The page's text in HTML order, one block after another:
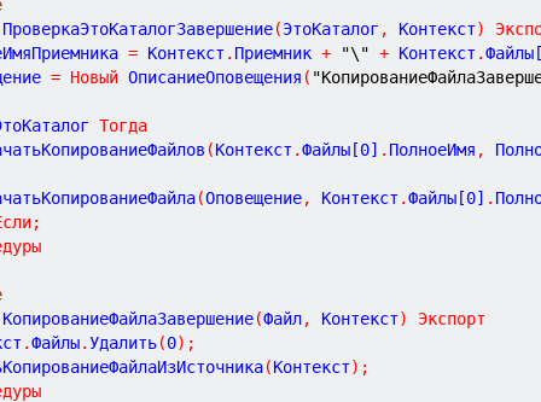
ПроверкаЭтоКаталогЗавершение(ЭтоКаталог , Контекст)
= Контекст . Приемник + "\" + Контекст .
= Новый ОписаниеОповещения (
Тогда
(Контекст .Файлы[0] . ПолноеИмя ,
(Оповещение, Контекст .Файлы[0] .
;
КопированиеФайлаЗавершение(Файл, Контекст)
Экспорт
.Файлы.Удалить(0) ;
(Контекст) ;